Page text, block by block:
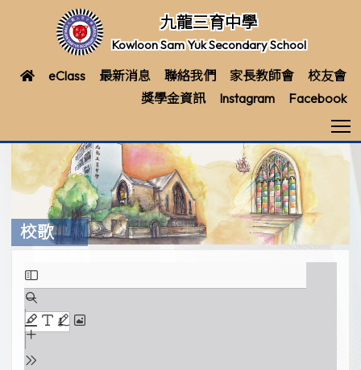
九龍三育中學
Kowloon Sam Yuk Secondary School
eClass 最新消息 聯絡我們 家長教師會
校友會
獎學金資訊
Instagram Facebook
校歌